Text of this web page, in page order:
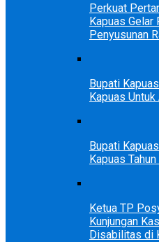
Perkuat
Kapuas Gelar
Penyusunan
Bupati
Kapuas
Bupati
Kapuas
Ketua TP
Kunjungan
Disabilitas di